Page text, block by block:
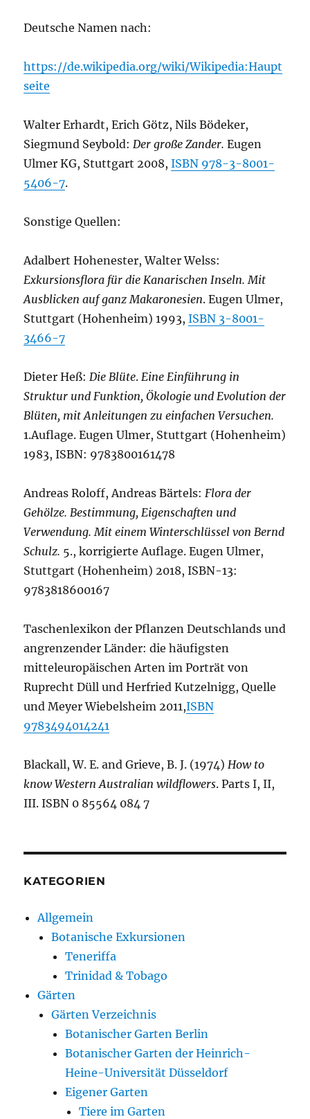
Deutsche Namen nach:
https://de.wikipedia.org/wiki/Wikipedia:Haupt
seite
Walter Erhardt, Erich Götz, Nils Bödeker,
Siegmund Seybold: Der große Zander. Eugen
Ulmer KG, Stuttgart 2008,ISBN 978-3-8001-
5406-7.
Sonstige Quellen:
Adalbert Hohenester, Walter Welss:
Exkursionsflora für die Kanarischen Inseln. Mit
Ausblicken auf ganz Makaronesien. Eugen Ulmer,
Stuttgart (Hohenheim) 1993,ISBN 3-8001-
3466-7
Dieter Heß: Die Blüte. Eine Einführung in
Struktur und Funktion, Ökologie und Evolution der
Blüten, mit Anleitungen zu einfachen Versuchen.
1.Auflage. Eugen Ulmer, Stuttgart (Hohenheim)
1983, ISBN: 9783800161478
Andreas Roloff, Andreas Bärtels: Flora der
Gehölze. Bestimmung, Eigenschaften und
Verwendung. Mit einem Winterschlüssel von Bernd
Schulz. 5., korrigierte Auflage. Eugen Ulmer,
Stuttgart (Hohenheim) 2018, ISBN-13:
9783818600167
Taschenlexikon der Pflanzen Deutschlands und
angrenzender Länder: die häufigsten
mitteleuropäischen Arten im Porträt von
Ruprecht Düll und Herfried Kutzelnigg, Quelle
und Meyer Wiebelsheim 2011,ISBN
9783494014241
Blackall, W. E. and Grieve, B. J. (1974) How to
know Western Australian wildflowers. Parts I, II,
III. ISBN 0 85564 084 7
KATEGORIEN
Allgemein
Botanische Exkursionen
Teneriffa
Trinidad & Tobago
Gärten
Gärten Verzeichnis
Botanischer Garten Berlin
Botanischer Garten der Heinrich-
Heine-Universität Düsseldorf
Eigener Garten
Tiere im Garten